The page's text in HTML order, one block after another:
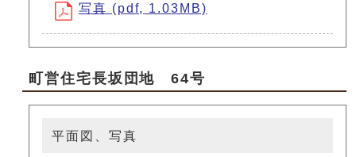
写真 (pdf, 1.03MB)
町営住宅長坂団地 64号
平面図、写真